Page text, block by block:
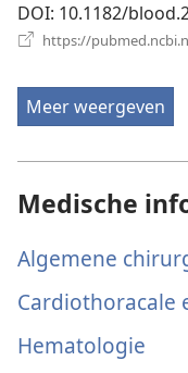
DOI‎: 10.1182/
https://
Meer weergeven
Medische
Algemene
Cardiothoracale
Hematologie